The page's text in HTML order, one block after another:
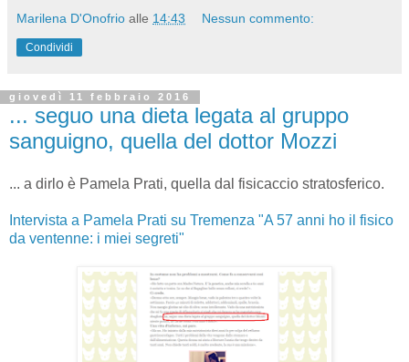
Marilena D'Onofrio alle 14:43 Nessun commento:
Condividi
giovedì 11 febbraio 2016
... seguo una dieta legata al gruppo
sanguigno, quella del dottor Mozzi
... a dirlo è Pamela Prati, quella dal fisicaccio stratosferico.
Intervista a Pamela Prati su Tremenza "A 57 anni ho il fisico
da ventenne: i miei segreti"